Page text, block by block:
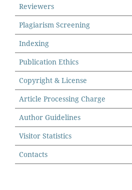
Reviewers
Plagiarism Screening
Indexing
Publication Ethics
Copyright & License
Article Processing Charge
Author Guidelines
Visitor Statistics
Contacts